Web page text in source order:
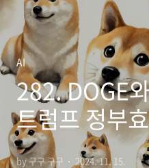
AI
282. DOGE
트럼프 정부
개혁 목표
by 구구 구구 2024. 11. 15.